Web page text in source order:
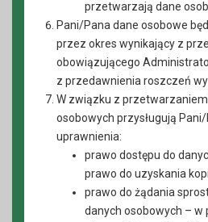
przetwarzają dane
Pani/Pana dane osobowe
przez okres wynikający z
obowiązującego
z przedawnienia roszczeń
W związku z
osobowych przysługują
uprawnienia:
prawo dostępu do
prawo do uzyskania
prawo do żądania
danych osobowych – w